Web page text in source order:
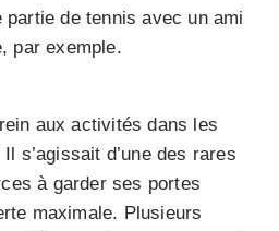
partie de tennis avec un ami
par exemple.
aux activités dans les
s’agissait d’une des rares
à garder ses portes
maximale. Plusieurs